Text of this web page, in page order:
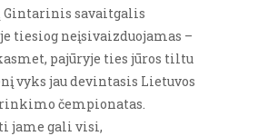
Gintarinis savaitgalis
tiesiog neįsivaizduojamas –
pajūryje ties jūros tiltu
vyks jau devintasis Lietuvos
čempionatas.
jame gali visi,